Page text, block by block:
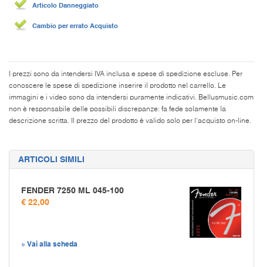
Articolo Danneggiato
Cambio per errato Acquisto
I prezzi sono da intendersi IVA inclusa e spese di spedizione escluse. Per
conoscere le spese di spedizione inserire il prodotto nel carrello. Le
immagini e i video sono da intendersi puramente indicativi. Bellusmusic.com
non è responsabile delle possibili discrepanze: fa fede solamente la
descrizione scritta. Il prezzo del prodotto è valido solo per l'acquisto on-line.
ARTICOLI SIMILI
FENDER 7250 ML 045-100
€ 22,00
» Vai alla scheda